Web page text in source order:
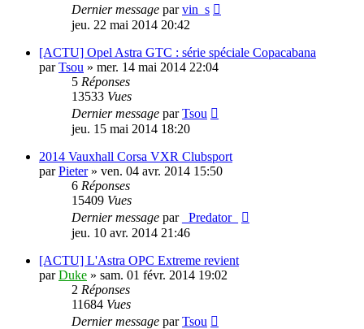
Dernier message parvin_s
jeu. 22 mai 2014 20:42
[ACTU] Opel Astra GTC : série spéciale Copacabana
parTsou » mer. 14 mai 2014 22:04
5 Réponses
13533 Vues
Dernier message parTsou
jeu. 15 mai 2014 18:20
2014 Vauxhall Corsa VXR Clubsport
parPieter» ven. 04 avr. 2014 15:50
6 Réponses
15409 Vues
Dernier message par
_Predator_
jeu. 10 avr. 2014 21:46
[ACTU] L'Astra OPC Extreme revient
parDuke » sam. 01 févr. 2014 19:02
2 Réponses
11684 Vues
Dernier message parTsou